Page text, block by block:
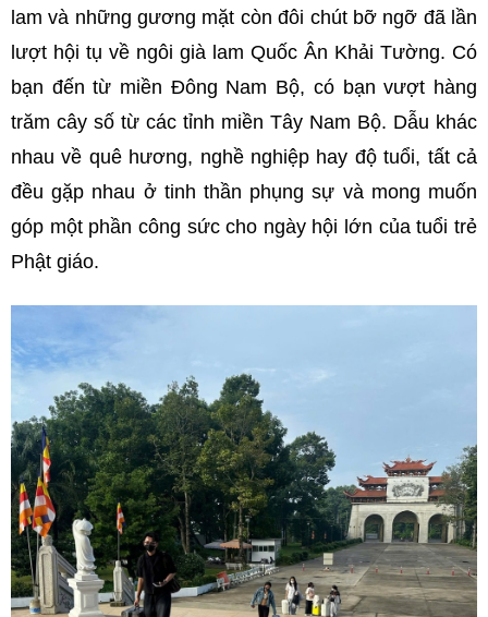
lam và những gương mặt còn đôi chút bỡ ngỡ đã lần
lượt hội tụ về ngôi già lam Quốc Ân Khải Tường. Có
bạn đến từ miền Đông Nam Bộ, có bạn vượt hàng
trăm cây số từ các tỉnh miền Tây Nam Bộ. Dẫu khác
nhau về quê hương, nghề nghiệp hay độ tuổi, tất cả
đều gặp nhau ở tinh thần phụng sự và mong muốn
góp một phần công sức cho ngày hội lớn của tuổi trẻ
Phật giáo.